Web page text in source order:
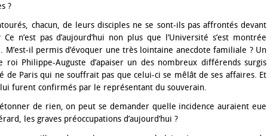
?
chacun, de leurs disciples ne se sont-ils pas affrontés devant
n’est pas d’aujourd’hui non plus que l’Université s’est montrée
M’est-il permis d’évoquer une très lointaine anecdote familiale ? Un
Philippe-Auguste d’apaiser un des nombreux différends surgis
de Paris qui ne souffrait pas que celui-ci se mêlât de ses affaires. Et
furent confirmés par le représentant du souverain.
de rien, on peut se demander quelle incidence auraient eue
les graves préoccupations d’aujourd’hui ?